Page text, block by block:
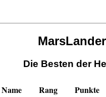
Die Besten der
Name Rang Punkte